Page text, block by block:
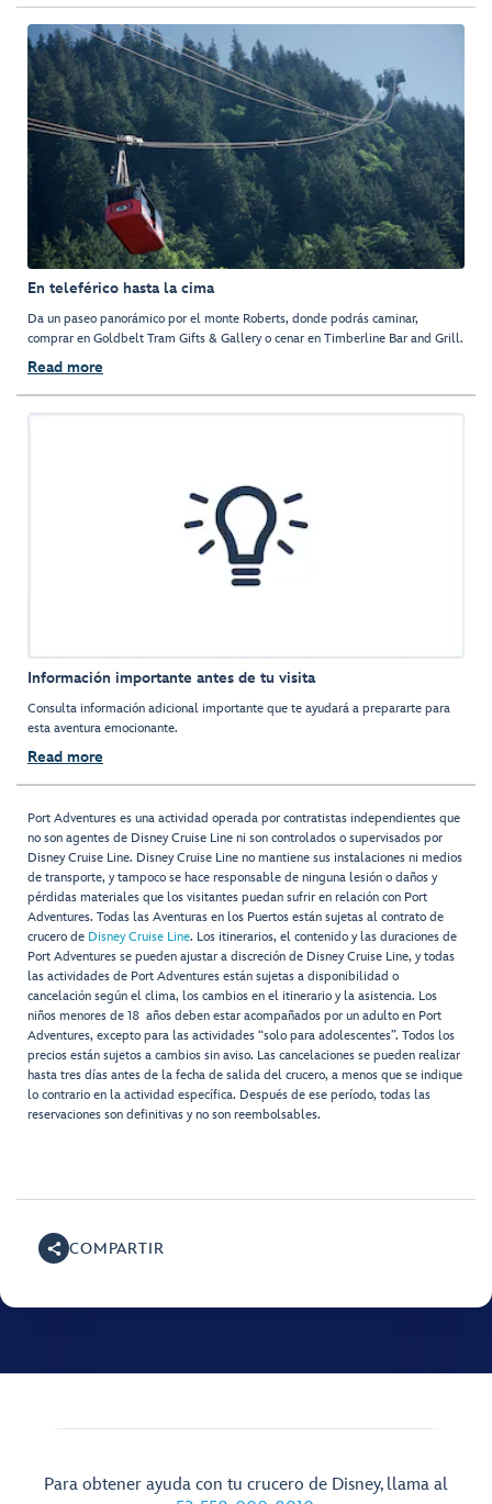
En teleférico hasta la cima
Da un paseo panorámico por el monte Roberts, donde podrás caminar,
comprar en Goldbelt Tram Gifts & Gallery o cenar en Timberline Bar and Grill.
Read more
Información importante antes de tu visita
Consulta información adicional importante que te ayudará a prepararte para
esta aventura emocionante.
Read more
Port Adventures es una actividad operada por contratistas independientes que
no son agentes de Disney Cruise Line ni son controlados o supervisados por
Disney Cruise Line. Disney Cruise Line no mantiene sus instalaciones ni medios
de transporte, y tampoco se hace responsable de ninguna lesión o daños y
pérdidas materiales que los visitantes puedan sufrir en relación con Port
Adventures. Todas las Aventuras en los Puertos están sujetas al contrato de
crucero de Disney Cruise Line. Los itinerarios, el contenido y las duraciones de
Port Adventures se pueden ajustar a discreción de Disney Cruise Line, y todas
las actividades de Port Adventures están sujetas a disponibilidad o
cancelación según el clima, los cambios en el itinerario y la asistencia. Los
niños menores de 18 años deben estar acompañados por un adulto en Port
Adventures, excepto para las actividades “solo para adolescentes”. Todos los
precios están sujetos a cambios sin aviso. Las cancelaciones se pueden realizar
hasta tres días antes de la fecha de salida del crucero, a menos que se indique
lo contrario en la actividad específica. Después de ese período, todas las
reservaciones son definitivas y no son reembolsables.
COMPARTIR
Para obtener ayuda con tu crucero de Disney, llama al